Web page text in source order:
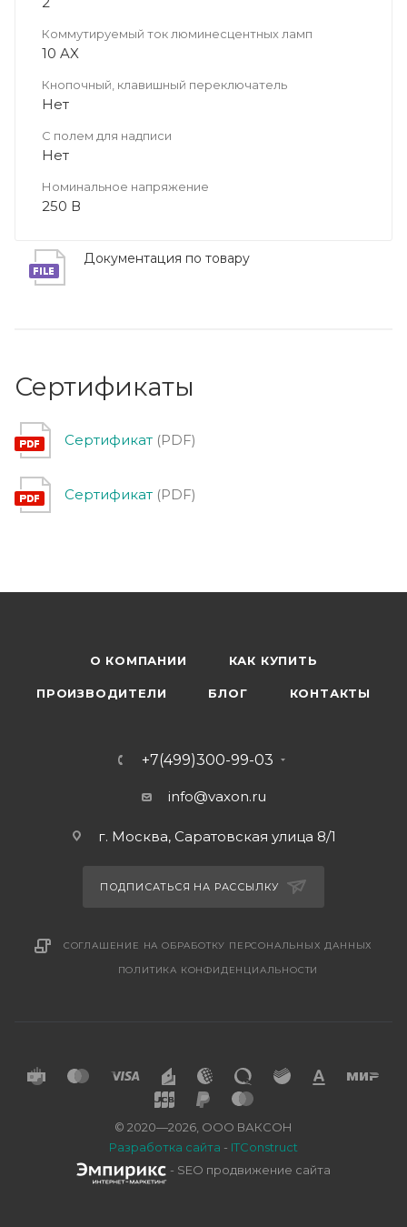
Коммутируемый ток люминесцентных ламп
10 AX
Кнопочный, клавишный переключатель
Нет
С полем для надписи
Нет
Номинальное напряжение
250 В
Документация по товару
Сертификаты
Сертификат (PDF)
Сертификат (PDF)
О КОМПАНИИ КАК КУПИТЬ
ПРОИЗВОДИТЕЛИ БЛОГ КОНТАКТЫ
+7(499)300-99-03
info@vaxon.ru
г. Москва, Саратовская улица 8/1
ПОДПИСАТЬСЯ НА РАССЫЛКУ
СОГЛАШЕНИЕ НА ОБРАБОТКУ ПЕРСОНАЛЬНЫХ ДАННЫХ
ПОЛИТИКА КОНФИДЕНЦИАЛЬНОСТИ
© 2020—2026, ООО ВАКСОН
Разработка сайта - ITConstruct
- SEO продвижение сайта